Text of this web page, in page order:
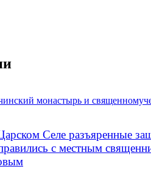
монастырь и
Селе разъяренные
с местным